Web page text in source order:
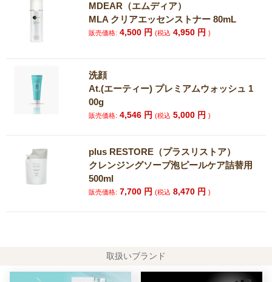
MDEAR（エムディア）
MLA クリアエッセンストナー 80mL
販売価格: 4,500 円(税込 4,950 円)
洗顔
At.(エーティー) プレミアムウォッシュ 1
00g
販売価格: 4,546 円(税込 5,000 円)
plus RESTORE（プラスリストア）
クレンジングソープ泡ピールケア詰替用
500ml
販売価格: 7,700 円(税込 8,470 円)
取扱いブランド